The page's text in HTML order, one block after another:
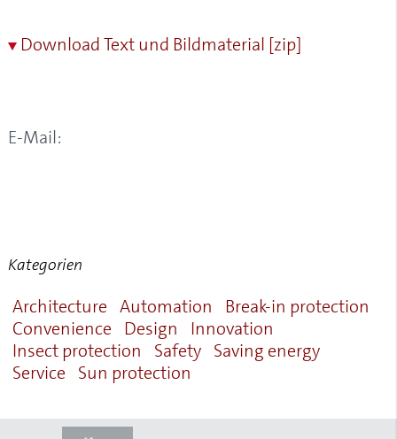
Download Text und Bildmaterial [zip]
E-Mail:
Kategorien
Architecture Automation
Break-in protection
Convenience
Design
Innovation
Insect protection
Safety Saving energy
Service
Sun protection